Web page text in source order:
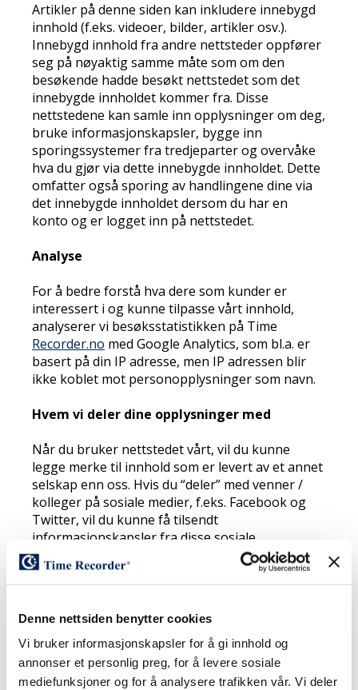
Denne nettsiden benytter cookies
Vi bruker informasjonskapsler for å gi innhold og
annonser et personlig preg, for å levere sosiale
mediefunksjoner og for å analysere trafikken vår. Vi deler
Artikler på denne siden kan inkludere innebygd
innhold (f.eks. videoer, bilder, artikler osv.).
Innebygd innhold fra andre nettsteder oppfører
seg på nøyaktig samme måte som om den
besøkende hadde besøkt nettstedet som det
innebygde innholdet kommer fra. Disse
nettstedene kan samle inn opplysninger om deg,
bruke informasjonskapsler, bygge inn
sporingssystemer fra tredjeparter og overvåke
hva du gjør via dette innebygde innholdet. Dette
omfatter også sporing av handlingene dine via
det innebygde innholdet dersom du har en
konto og er logget inn på nettstedet.
Analyse
For å bedre forstå hva dere som kunder er
interessert i og kunne tilpasse vårt innhold,
analyserer vi besøksstatistikken på Time
Recorder.no med Google Analytics, som bl.a. er
basert på din IP adresse, men IP adressen blir
ikke koblet mot personopplysninger som navn.
Hvem vi deler dine opplysninger med
Når du bruker nettstedet vårt, vil du kunne
legge merke til innhold som er levert av et annet
selskap enn oss. Hvis du “deler” med venner /
kolleger på sosiale medier, f.eks. Facebook og
Twitter, vil du kunne få tilsendt
informasjonskapsler fra disse sosiale
nettverkene. Vi har ikke tilgang til og kan ikke
kontrollere informasjonskapsler som brukes av
disse selskapene eller av tredjepartsnettsteder.
tredjepart for å finne opplysninger om deres
informasjonskapsler og hvordan de kan
håndteres. Vi benytter Google kundematch for
markedsførings formål og kan dele e-post